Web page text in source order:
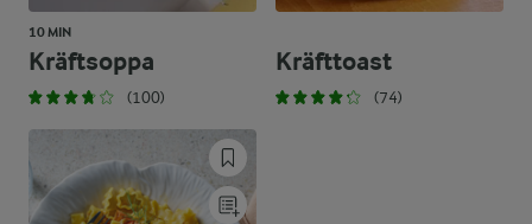
10 MIN
Kräftsoppa
(100)
Kräfttoast
(74)